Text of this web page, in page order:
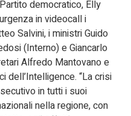
democratico, Elly
in videocall i
Salvini, i ministri Guido
(Interno) e Giancarlo
Alfredo Mantovano e
dell’Intelligence. “La crisi
in tutti i suoi
nella regione, con